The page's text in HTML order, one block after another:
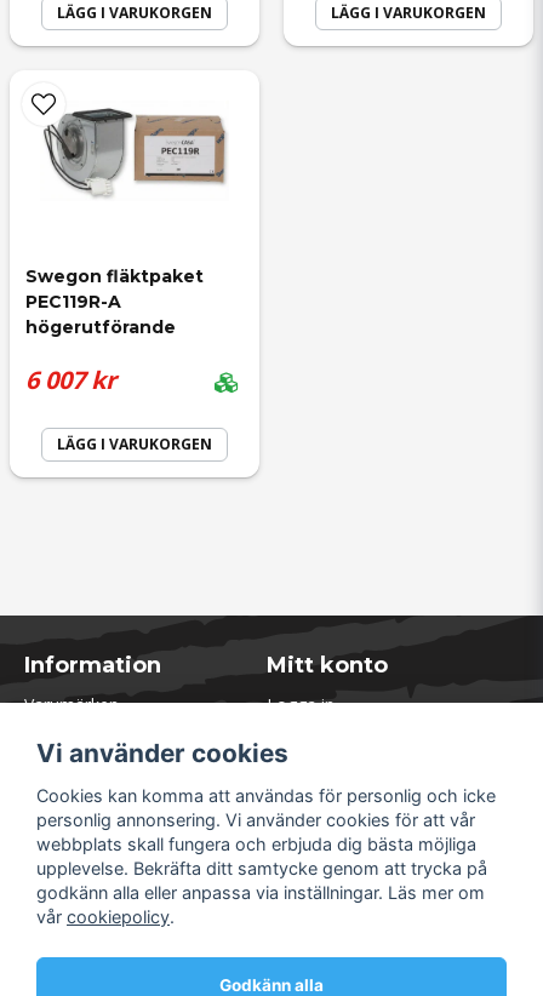
LÄGG I VARUKORGEN LÄGG I VARUKORGEN
Swegon fläktpaket
PEC119R-A
högerutförande
6 007 kr
LÄGG I VARUKORGEN
Information
Varumärken
Kontakta oss
Öppettider Lager
Om Soliduct
Soliduct & Ventilation.se
Informationssidor
Returer
Villkor & Policy
Mitt konto
Logga in
Glömt lösenord?
Säkra betalningar
Vi använder cookies
Cookies kan komma att användas för personlig och icke
personlig annonsering. Vi använder cookies för att vår
webbplats skall fungera och erbjuda dig bästa möjliga
upplevelse. Bekräfta ditt samtycke genom att trycka på
godkänn alla eller anpassa via inställningar. Läs mer om
vår cookiepolicy.
Godkänn alla